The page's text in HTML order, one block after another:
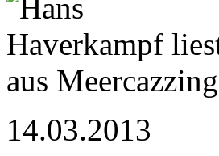
14.03.2013